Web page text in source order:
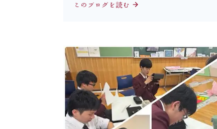
このブログを読む